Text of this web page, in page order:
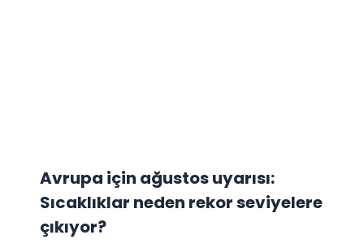
Avrupa için ağustos uyarısı:
Sıcaklıklar neden rekor seviyelere
çıkıyor?